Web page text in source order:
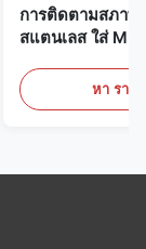
การติดตามสภาพ
สแตนเลส ใส่
ทางการแพทย์ / ค
หา ราค